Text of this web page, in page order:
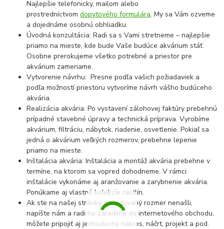
Najlepšie telefonicky, mailom alebo
prostredníctvomdopytového formulára. My sa Vám ozveme
a dojednáme osobnú obhliadku.
Úvodná konzultácia: Radi sa s Vami stretneme – najlepšie
priamo na mieste, kde bude Vaše budúce akvárium stáť.
Osobne prerokujeme všetko potrebné a priestor pre
akvárium zameriame.
Vytvorenie návrhu: Presne podľa vašich požiadaviek a
podľa možností priestoru vytvoríme návrh vášho budúceho
akvária.
Realizácia akvária: Po vystavení zálohovej faktúry prebehnú
prípadné stavebné úpravy a technická príprava. Vyrobíme
akvárium, filtráciu, nábytok, riadenie, osvetlenie. Pokiaľ sa
jedná o akvárium veľkých rozmerov, prebehne lepenie
priamo na mieste.
Inštalácia akvária: Inštalácia a montáž akvária prebehne v
termíne, na ktorom sa vopred dohodneme. V rámci
inštalácie vykonáme aj aranžovanie a zarybnenie akvária.
Ponúkame aj vlastné kolekcie rastlín.
Ak ste na našej stránke požadovaný rozmer nenašli,
napíšte nám a radi ho zaradíme do internetového obchodu,
môžete pripojiť aj jednoduchý nákres, náčrt, projekt a pod.